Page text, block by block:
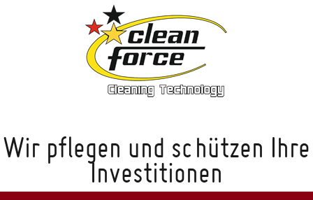
Wir pflegen und schützen Ihre
Investitionen